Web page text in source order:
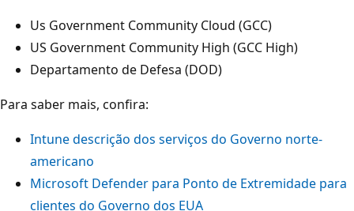
Us Government Community Cloud (GCC)
US Government Community High (GCC High)
Departamento de Defesa (DOD)
Para saber mais, confira:
Intune descrição dos serviços do Governo norte-
americano
Microsoft Defender para Ponto de Extremidade para
clientes do Governo dos EUA